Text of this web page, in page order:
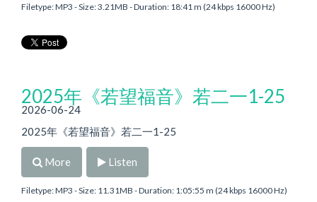
Filetype: MP3 - Size: 3.21MB - Duration: 18:41 m (24 kbps 16000 Hz)
2025年《若望福音》若二一1-25
2026-06-24
2025年《若望福音》若二一1-25
More Listen
Filetype: MP3 - Size: 11.31MB - Duration: 1:05:55 m (24 kbps 16000 Hz)